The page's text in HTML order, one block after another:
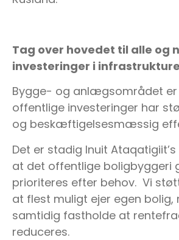
Tag over hovedet til alle og
investeringer i
Bygge- og anlægsområdet er
offentlige investeringer har
og beskæftigelsesmæssig
Det er stadig Inuit
at det offentlige boligbyggeri
prioriteres efter behov. Vi
at flest muligt ejer egen bolig,
samtidig fastholde at
reduceres.